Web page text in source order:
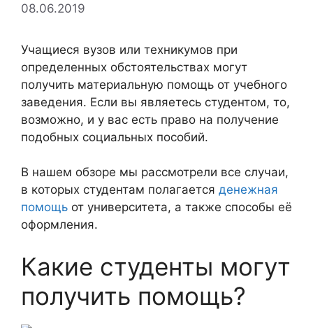
08.06.2019
Учащиеся вузов или техникумов при
определенных обстоятельствах могут
получить материальную помощь от учебного
заведения. Если вы являетесь студентом, то,
возможно, и у вас есть право на получение
подобных социальных пособий.
В нашем обзоре мы рассмотрели все случаи,
в которых студентам полагается денежная
помощь от университета, а также способы её
оформления.
Какие студенты могут
получить помощь?